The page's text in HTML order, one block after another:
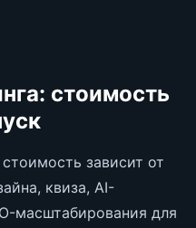
стоимость
зависит от
квиза, AI-
масштабирования для